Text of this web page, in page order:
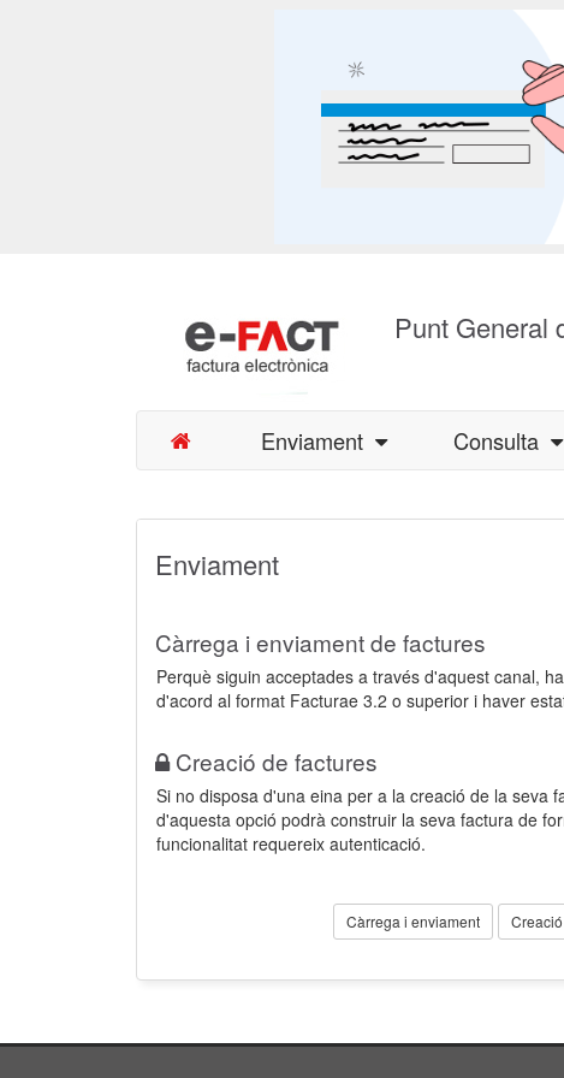
Punt General
Enviament Consulta
Enviament
Càrrega i enviament de factures
Perquè siguin acceptades a través d'aquest canal,
d'acord al format Facturae 3.2 o superior i haver
Creació de factures
Si no disposa d'una eina per a la creació de la seva
d'aquesta opció podrà construir la seva factura de
funcionalitat requereix autenticació.
Càrrega i enviament Creació